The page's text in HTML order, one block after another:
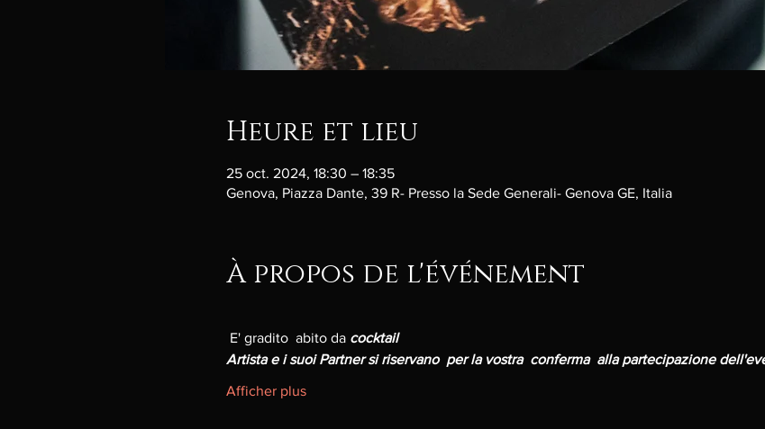
Heure et lieu
25 oct. 2024, 18:30 – 18:35
Genova, Piazza Dante, 39 R- Presso la Sede Generali- Genova GE, Italia
À propos de l'événement
E' gradito  abito da cocktail
Artista e i suoi Partner si riservano  per la vostra  conferma  alla partecipazione
Afficher plus